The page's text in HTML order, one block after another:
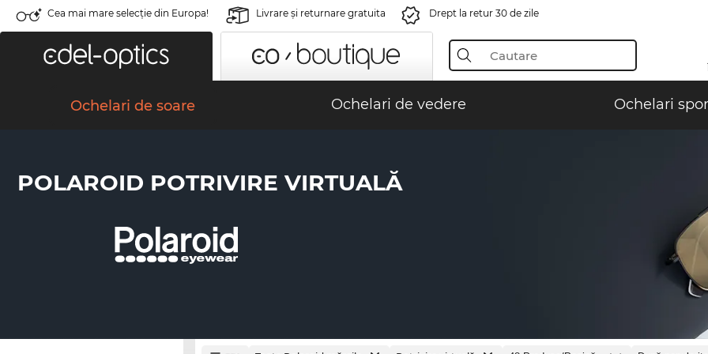
Cea mai mare selecție din Europa! Livrare şi returnare gratuita Drept la retur 30 de zile
Ochelari de soare Ochelari de vedere Ochelari
POLAROID POTRIVIRE VIRTUALĂ